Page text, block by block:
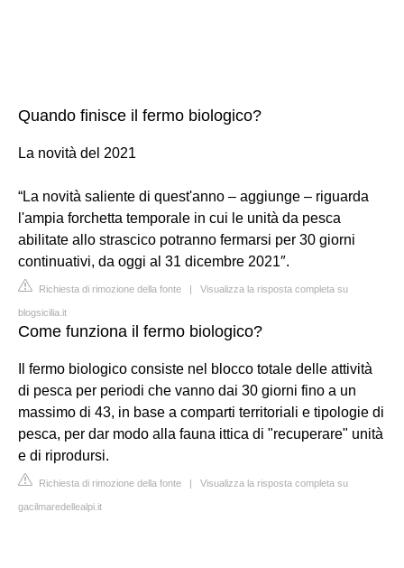
Quando finisce il fermo biologico?
La novità del 2021
“La novità saliente di quest'anno – aggiunge – riguarda
l'ampia forchetta temporale in cui le unità da pesca
abilitate allo strascico potranno fermarsi per 30 giorni
continuativi, da oggi al 31 dicembre 2021″.
Richiesta di rimozione della fonte | Visualizza la risposta completa su
blogsicilia.it
Come funziona il fermo biologico?
Il fermo biologico consiste nel blocco totale delle attività
di pesca per periodi che vanno dai 30 giorni fino a un
massimo di 43, in base a comparti territoriali e tipologie di
pesca, per dar modo alla fauna ittica di "recuperare" unità
e di riprodursi.
Richiesta di rimozione della fonte | Visualizza la risposta completa su
gacilmaredellealpi.it